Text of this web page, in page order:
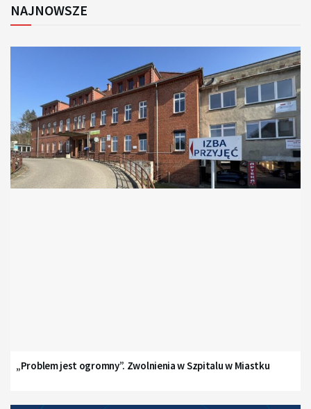
NAJNOWSZE
„Problem jest ogromny”. Zwolnienia w Szpitalu w Miastku